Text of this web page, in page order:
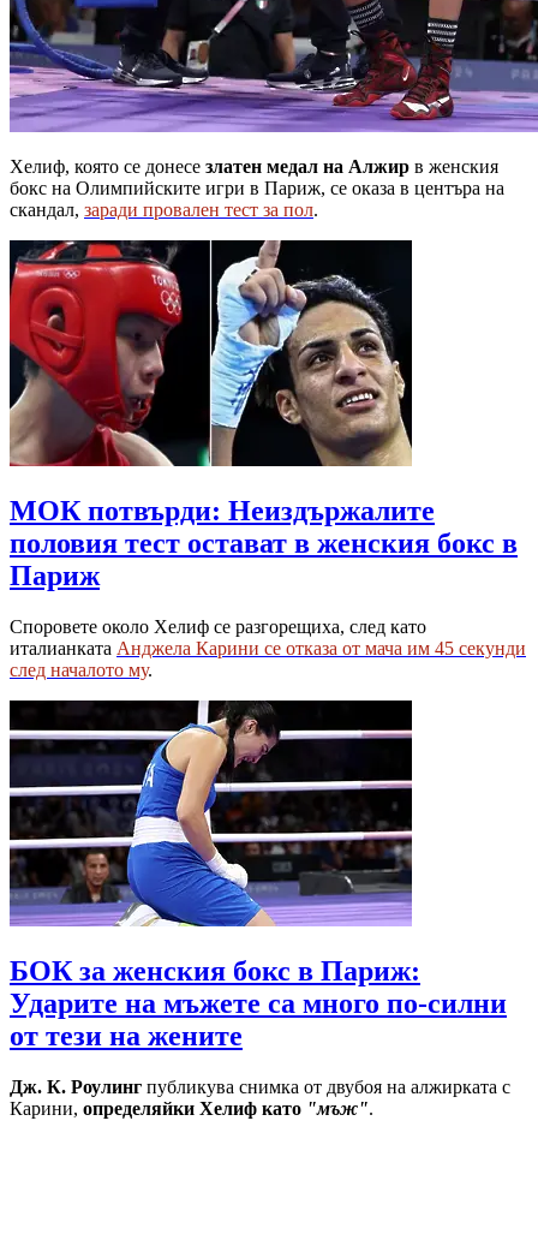
Хелиф, която се донесе златен медал на Алжир в женския
бокс на Олимпийските игри в Париж, се оказа в центъра на
скандал, заради провален тест за пол.
МОК потвърди: Неиздържалите
половия тест остават в женския бокс в
Париж
Споровете около Хелиф се разгорещиха, след като
италианката Анджела Карини се отказа от мача им 45 секунди
след началото му.
БОК за женския бокс в Париж:
Ударите на мъжете са много по-силни
от тези на жените
Дж. К. Роулинг публикува снимка от двубоя на алжирката с
Карини, определяйки Хелиф като "мъж".